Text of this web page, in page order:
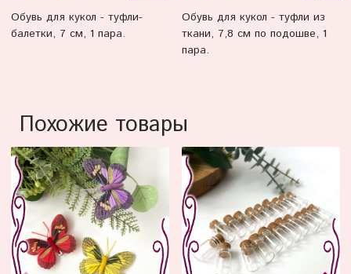
Обувь для кукол - туфли-
балетки, 7 см, 1 пара.
Обувь для кукол - туфли из
ткани, 7,8 см по подошве, 1
пара.
Похожие товары